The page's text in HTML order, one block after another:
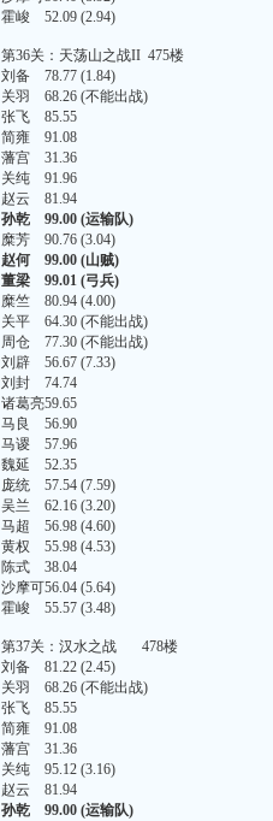
霍峻 52.09 (2.94)
第36关：天荡山之战II 475楼
刘备 78.77 (1.84)
关羽 68.26 (不能出战)
张飞 85.55
简雍 91.08
藩宫 31.36
关纯 91.96
赵云 81.94
孙乾 99.00 (运输队)
糜芳 90.76 (3.04)
赵何 99.00 (山贼)
董梁 99.01 (弓兵)
糜竺 80.94 (4.00)
关平 64.30 (不能出战)
周仓 77.30 (不能出战)
刘辟 56.67 (7.33)
刘封 74.74
诸葛亮59.65
马良 56.90
马谡 57.96
魏延 52.35
庞统 57.54 (7.59)
吴兰 62.16 (3.20)
马超 56.98 (4.60)
黄权 55.98 (4.53)
陈式 38.04
沙摩可56.04 (5.64)
霍峻 55.57 (3.48)
第37关：汉水之战 478楼
刘备 81.22 (2.45)
关羽 68.26 (不能出战)
张飞 85.55
简雍 91.08
藩宫 31.36
关纯 95.12 (3.16)
赵云 81.94
孙乾 99.00 (运输队)